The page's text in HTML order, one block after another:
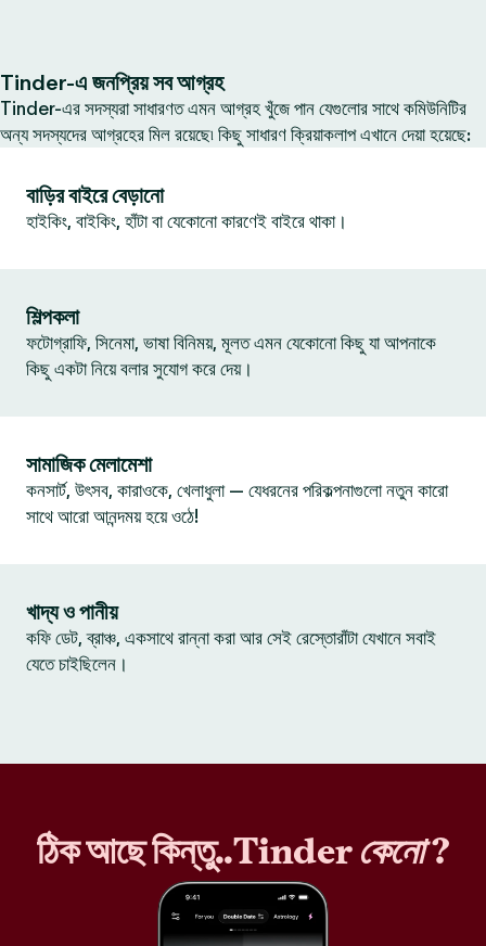
Tinder-এ জনপ্রিয় সব আগ্রহ
Tinder-এর সদস্যরা সাধারণত এমন আগ্রহ খুঁজে পান যেগুলোর সাথে কমিউনিটির
অন্য সদস্যদের আগ্রহের মিল রয়েছে৷ কিছু সাধারণ ক্রিয়াকলাপ এখানে দেয়া হয়েছে:
বাড়ির বাইরে বেড়ানো
হাইকিং, বাইকিং, হাঁটা বা যেকোনো কারণেই বাইরে থাকা।
শিল্পকলা
ফটোগ্রাফি, সিনেমা, ভাষা বিনিময়, মূলত এমন যেকোনো কিছু যা আপনাকে
কিছু একটা নিয়ে বলার সুযোগ করে দেয়।
সামাজিক মেলামেশা
কনসার্ট, উৎসব, কারাওকে, খেলাধুলা — যেধরনের পরিকল্পনাগুলো নতুন কারো
সাথে আরো আনন্দময় হয়ে ওঠে!
খাদ্য ও পানীয়
কফি ডেট, ব্রাঞ্চ, একসাথে রান্না করা আর সেই রেস্তোরাঁটা যেখানে সবাই
যেতে চাইছিলেন।
ঠিক আছে কিন্তু..Tinderকেনো?